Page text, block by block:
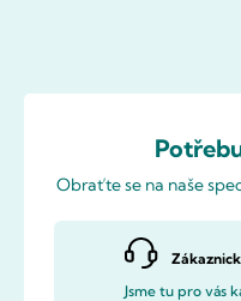
Obraťte se na naše
Jsme tu pro vás